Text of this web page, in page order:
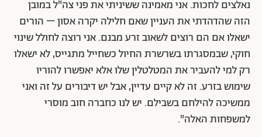
נאלצים לחכות. אני מאמינה ששיניתי את פני צה"ל במובן
הזה שהדהדתי את העניין שאם חלילה יקרה אסון – הורים
ישאלו אם הם רוצים לשאוב זרע מבנם. אני רוצה לחולל שינוי
חוקי, שבמסגרתו בשרשרת החיול כשחייל מתגייס, לא ישאלו
רק למי להעביר את המטלטלין שלו אלא יאפשרו להוריו
שימוש בזרע. זה לא קיים עדיין, אבל יש דיבורים על זה ואני
ממשיכה להילחם בשבילם. יש לנו כחברה חוב מוסרי
למשפחות האלה".